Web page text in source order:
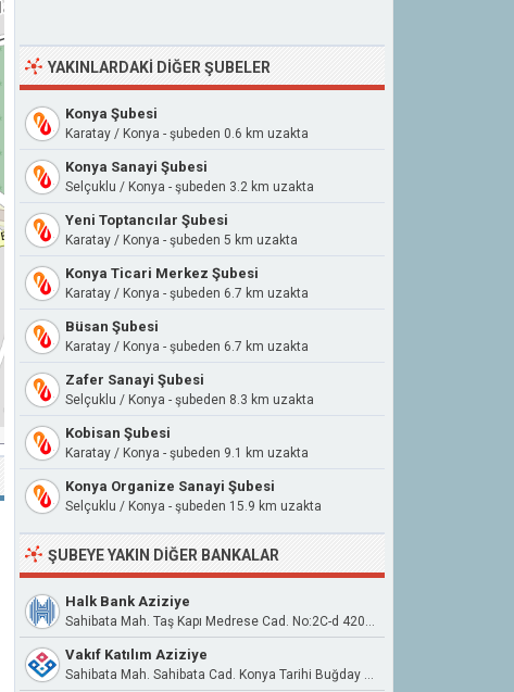
YAKINLARDAKI DIĞER ŞUBELER
Konya Şubesi
Karatay / Konya - şubeden 0.6 km uzakta
Konya Sanayi Şubesi
Selçuklu / Konya - şubeden 3.2 km uzakta
Yeni Toptancılar Şubesi
Karatay / Konya - şubeden 5 km uzakta
Konya Ticari Merkez Şubesi
Karatay / Konya - şubeden 6.7 km uzakta
Büsan Şubesi
Karatay / Konya - şubeden 6.7 km uzakta
Zafer Sanayi Şubesi
Selçuklu / Konya - şubeden 8.3 km uzakta
Kobisan Şubesi
Karatay / Konya - şubeden 9.1 km uzakta
Konya Organize Sanayi Şubesi
Selçuklu / Konya - şubeden 15.9 km uzakta
ŞUBEYE YAKIN DIĞER BANKALAR
Halk Bank Aziziye
Sahibata Mah. Taş Kapı Medrese Cad. No:2C-d 42040 Meram
Vakıf Katılım Aziziye
Sahibata Mah. Sahibata Cad. Konya Tarihi Buğday Pazarı No:29 D Meram - Konya